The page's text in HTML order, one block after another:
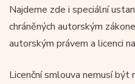
Najdeme zde i speciální
chráněných autorským
autorským právem a licenci
Licenční smlouva nemusí být